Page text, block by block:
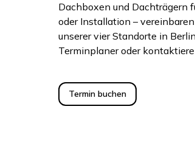
Dachboxen und Dachträgern
oder Installation –
unserer vier Standorte in
Terminplaner oder
Termin buchen